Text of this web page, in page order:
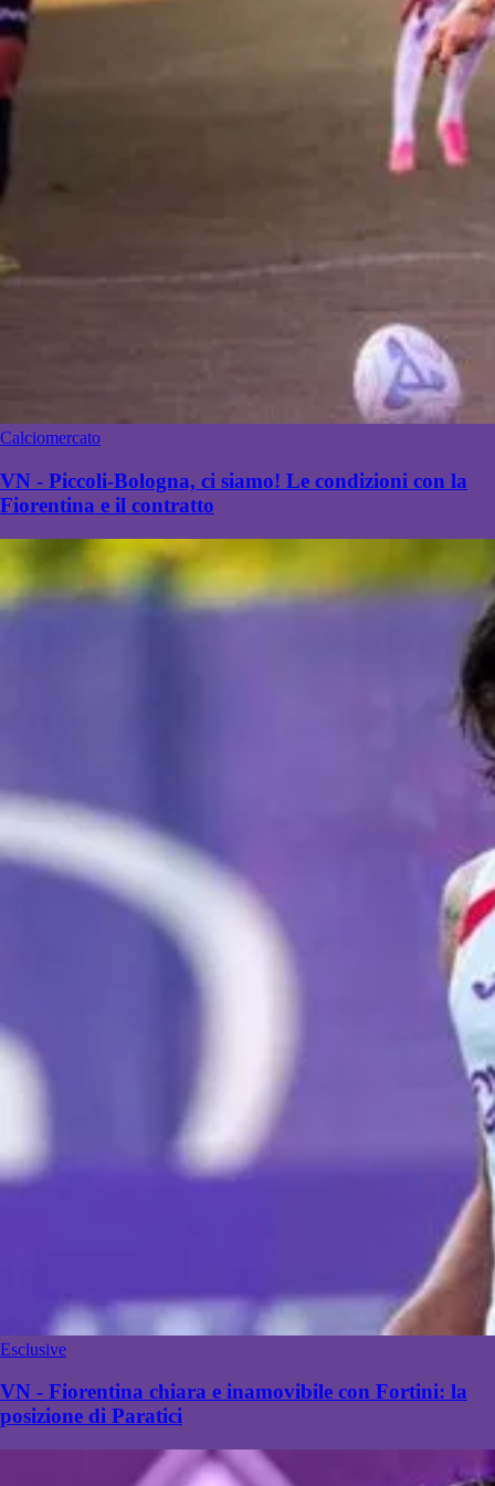
Calciomercato
VN - Piccoli-Bologna, ci siamo! Le condizioni con la
Fiorentina e il contratto
Esclusive
VN - Fiorentina chiara e inamovibile con Fortini: la
posizione di Paratici